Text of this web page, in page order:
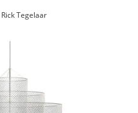
Rick Tegelaar